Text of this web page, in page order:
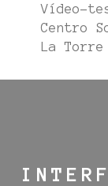
Vídeo-
Centro
La